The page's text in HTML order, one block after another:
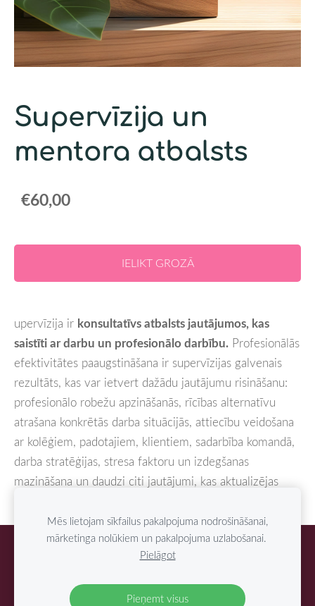
Supervīzija un
mentora atbalsts
€60,00
IELIKT GROZĀ
upervīzija ir konsultatīvs atbalsts jautājumos, kas
saistīti ar darbu un profesionālo darbību. Profesionālās
efektivitātes paaugstināšana ir supervīzijas galvenais
rezultāts, kas var ietvert dažādu jautājumu risināšanu:
profesionālo robežu apzināšanās, rīcības alternatīvu
atrašana konkrētās darba situācijās, attiecību veidošana
ar kolēģiem, padotajiem, klientiem, sadarbība komandā,
darba stratēģijas, stresa faktoru un izdegšanas
mazināšana un daudzi citi jautājumi, kas aktualizējas
Sīkdatnes
Mēs lietojam sīkfailus pakalpojuma nodrošināšanai,
mārketinga nolūkiem un pakalpojuma uzlabošanai.
Pielāgot
Pieņemt visus